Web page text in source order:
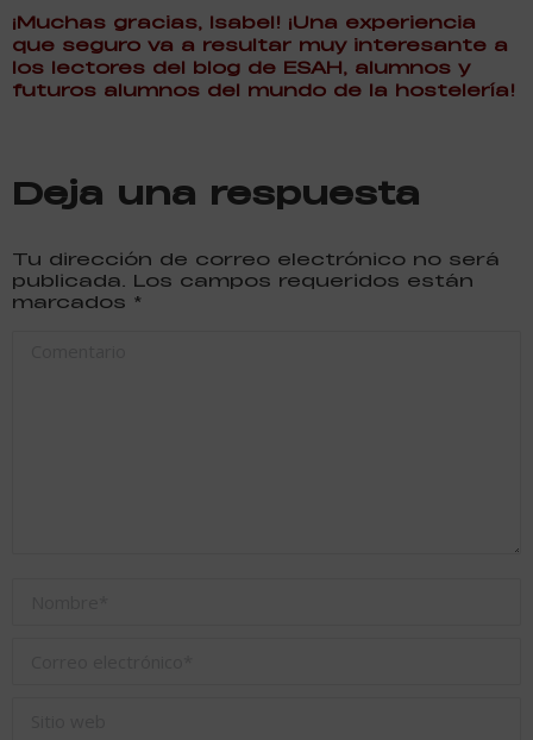
¡Muchas gracias, Isabel! ¡Una experiencia
que seguro va a resultar muy interesante a
los lectores del blog de ESAH, alumnos y
futuros alumnos del mundo de la hostelería!
Deja una respuesta
Tu dirección de correo electrónico no será
publicada. Los campos requeridos están
marcados *